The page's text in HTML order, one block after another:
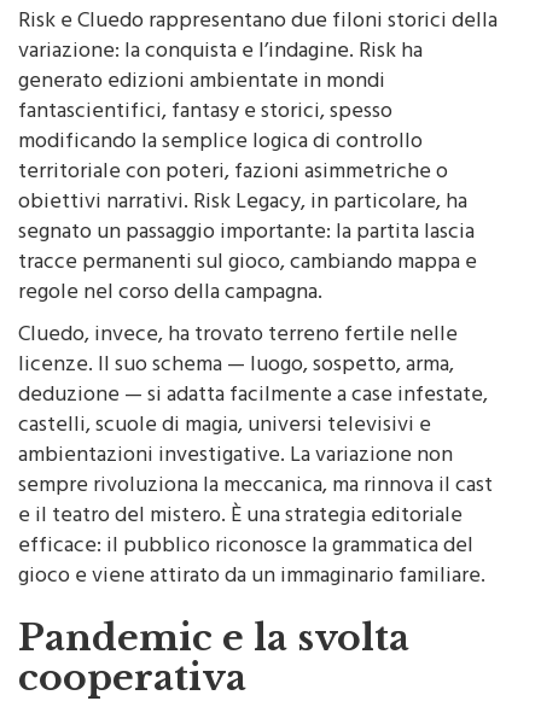
Risk e Cluedo rappresentano due filoni storici della
variazione: la conquista e l’indagine. Risk ha
generato edizioni ambientate in mondi
fantascientifici, fantasy e storici, spesso
modificando la semplice logica di controllo
territoriale con poteri, fazioni asimmetriche o
obiettivi narrativi. Risk Legacy, in particolare, ha
segnato un passaggio importante: la partita lascia
tracce permanenti sul gioco, cambiando mappa e
regole nel corso della campagna.
Cluedo, invece, ha trovato terreno fertile nelle
licenze. Il suo schema — luogo, sospetto, arma,
deduzione — si adatta facilmente a case infestate,
castelli, scuole di magia, universi televisivi e
ambientazioni investigative. La variazione non
sempre rivoluziona la meccanica, ma rinnova il cast
e il teatro del mistero. È una strategia editoriale
efficace: il pubblico riconosce la grammatica del
gioco e viene attirato da un immaginario familiare.
Pandemic e la svolta
cooperativa